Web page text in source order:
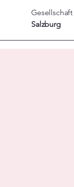
Gesellschaft
Salzburg